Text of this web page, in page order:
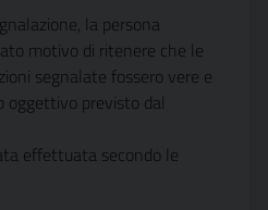
la persona
motivo di ritenere che le
segnalate fossero vere e
oggettivo previsto dal
effettuata secondo le